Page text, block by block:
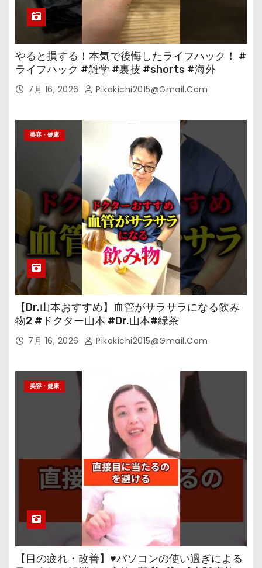
やると損する！本気で後悔したライフハック！ #
ライフハック #雑学 #裏技 #shorts #海外
7月 16, 2026 Pikakichi2015@gmail.com
美容・健康
【Dr.山本おすすめ】血管がサラサラになる飲み
物2 #ドクター山本 #Dr.山本#緑茶
7月 16, 2026 Pikakichi2015@gmail.com
美容・健康
【目の疲れ・改善】♥パソコンの使い過ぎによる